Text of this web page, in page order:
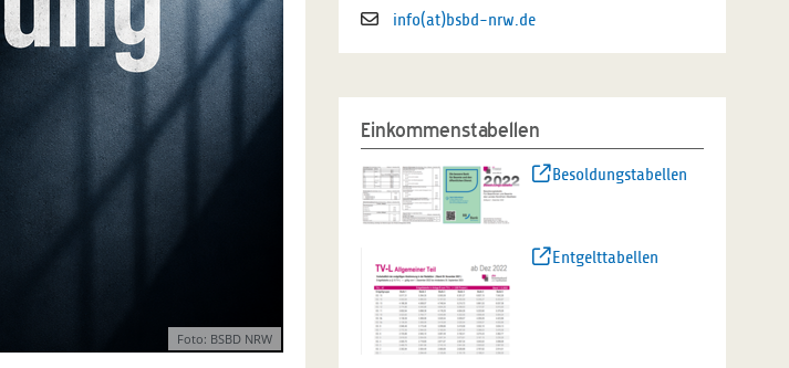
Foto: BSBD NRW
info(at)bsbd-nrw.de
Einkommenstabellen
Besoldungstabellen
Entgelttabellen